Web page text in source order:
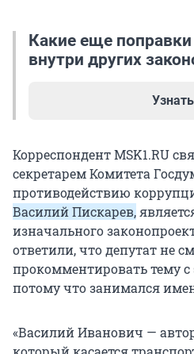
Какие еще
внутри других
Узнать
законопроекты, на
к теме отношения. Так, в
запретили
участников СВО.
законопроект, где шла
215.4 УК «Незаконное
охраняемый объект».
Корреспондент MSK1.RU
секретарем Комитета
противодействию
Василий Пискарев,
изначального
ответили, что депутат не
прокомментировать тему
потому что занимался
«Василий Иванович —